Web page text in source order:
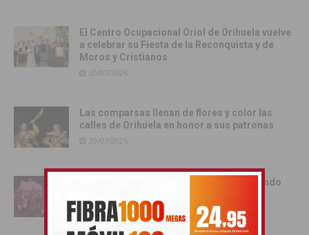
El Centro Ocupacional Oriol de Orihuela vuelve
a celebrar su Fiesta de la Reconquista y de
Moros y Cristianos
20/07/2026
Las comparsas llenan de flores y color las
calles de Orihuela en honor a sus patronas
20/07/2026
La Vega Baja celebra a lo grande el segundo
20/07/2026